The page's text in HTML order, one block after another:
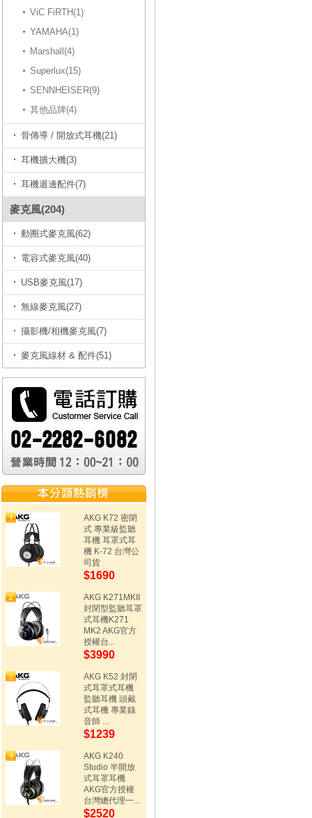
ViC FiRTH(1)
YAMAHA(1)
Marshall(4)
Superlux(15)
SENNHEISER(9)
其他品牌(4)
骨傳導 / 開放式耳機(21)
耳機擴大機(3)
耳機週邊配件(7)
麥克風(204)
動圈式麥克風(62)
電容式麥克風(40)
USB麥克風(17)
無線麥克風(27)
攝影機/相機麥克風(7)
麥克風線材 & 配件(51)
AKG K72 密閉
式 專業級監聽
耳機 耳罩式耳
機 K-72 台灣公
司貨
$1690
AKG K271MKII
封閉型監聽耳罩
式耳機K271
MK2 AKG官方
授權台...
$3990
AKG K52 封閉
式耳罩式耳機
監聽耳機 頭戴
式耳機 專業錄
音師 ...
$1239
AKG K240
Studio 半開放
式耳罩耳機
AKG官方授權
台灣總代理一...
$2520